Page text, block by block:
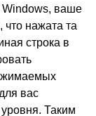
Windows, ваше
нажата та
строка в
вас
Таким